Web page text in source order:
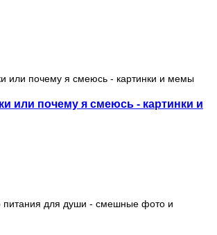
или почему я смеюсь - картинки и